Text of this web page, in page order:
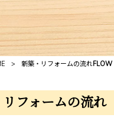
> 新築・リフォームの流れFLOW
フォームの流れ